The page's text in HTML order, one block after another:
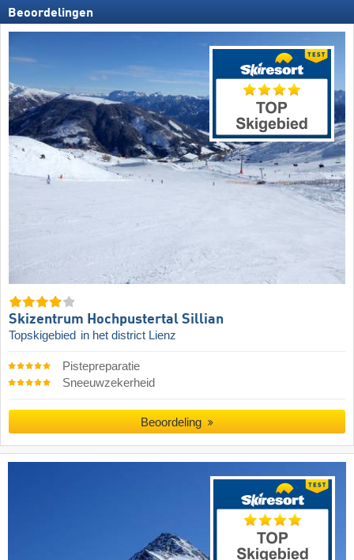
Beoordelingen
Skizentrum Hochpustertal Sillian
Topskigebied in het district Lienz
Pistepreparatie
Sneeuwzekerheid
Beoordeling